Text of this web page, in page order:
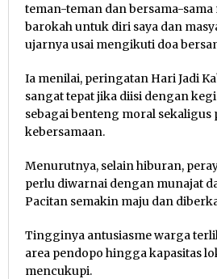
teman-teman dan bersama-
barokah untuk diri saya dan
ujarnya usai mengikuti doa
Ia menilai, peringatan Hari Jadi
sangat tepat jika diisi dengan
sebagai benteng moral sekaligus
kebersamaan.
Menurutnya, selain hiburan,
perlu diwarnai dengan munajat
Pacitan semakin maju dan
Tingginya antusiasme warga
area pendopo hingga kapasitas
mencukupi.